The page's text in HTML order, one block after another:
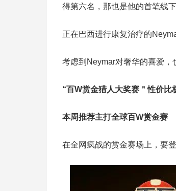
得第六名，那也是他的首笔线
正在巴西进行康复治疗的
考虑到Neymar对奢华的喜爱，
“百W赏金猎人大奖赛＂性价比
本周推荐主打全球百W赏金赛
在全网疯战的赏金赛场上，要